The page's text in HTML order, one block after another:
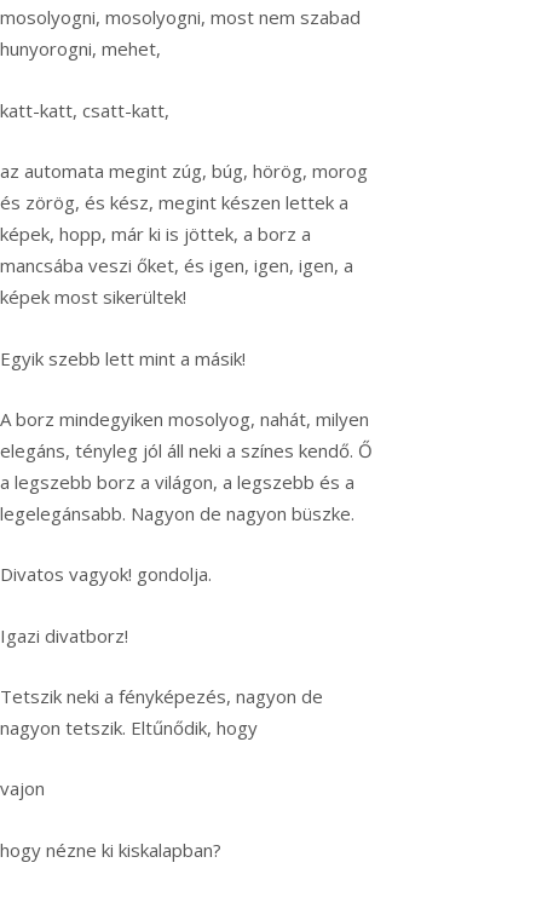
mosolyogni, mosolyogni, most nem szabad
hunyorogni, mehet,
katt-katt, csatt-katt,
az automata megint zúg, búg, hörög, morog
és zörög, és kész, megint készen lettek a
képek, hopp, már ki is jöttek, a borz a
mancsába veszi őket, és igen, igen, igen, a
képek most sikerültek!
Egyik szebb lett mint a másik!
A borz mindegyiken mosolyog, nahát, milyen
elegáns, tényleg jól áll neki a színes kendő. Ő
a legszebb borz a világon, a legszebb és a
legelegánsabb. Nagyon de nagyon büszke.
Divatos vagyok! gondolja.
Igazi divatborz!
Tetszik neki a fényképezés, nagyon de
nagyon tetszik. Eltűnődik, hogy
vajon
hogy nézne ki kiskalapban?